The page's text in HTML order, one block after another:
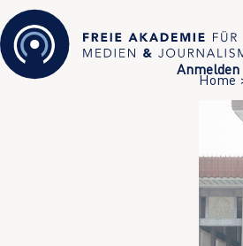
Anmelden
Home